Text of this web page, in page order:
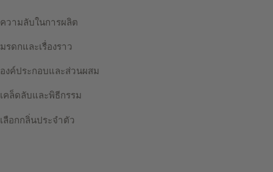
ความลับในการผลิต
มรดกและเรื่องราว
องค์ประกอบและส่วนผสม
เคล็ดลับและพิธีกรรม
เลือกกลิ่นประจำตัว